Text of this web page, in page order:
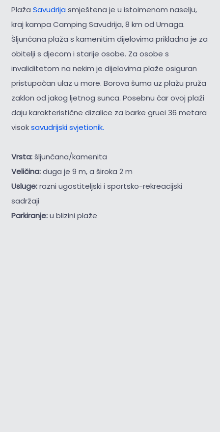
Plaža Savudrija smještena je u istoimenom naselju,
kraj kampa Camping Savudrija, 8 km od Umaga.
Šljunčana plaža s kamenitim dijelovima prikladna je za
obitelji s djecom i starije osobe. Za osobe s
invaliditetom na nekim je dijelovima plaže osiguran
pristupačan ulaz u more. Borova šuma uz plažu pruža
zaklon od jakog ljetnog sunca. Posebnu čar ovoj plaži
daju karakteristične dizalice za barke gruei 36 metara
visoksavudrijski svjetionik.
Vrsta:šljunčana/kamenita
Veličina:duga je 9 m, a široka 2 m
Usluge:razni ugostiteljski i sportsko-rekreacijski
sadržaji
Parkiranje:u blizini plaže